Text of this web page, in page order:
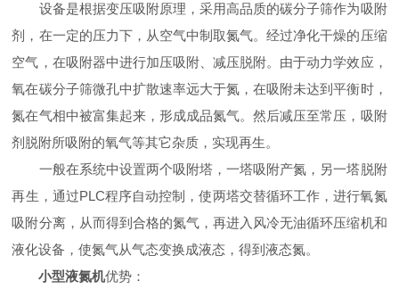
设备是根据变压吸附原理，采用高品质的碳分子筛作为吸附
剂，在一定的压力下，从空气中制取氮气。经过净化干燥的压缩
空气，在吸附器中进行加压吸附、减压脱附。由于动力学效应，
氧在碳分子筛微孔中扩散速率远大于氮，在吸附未达到平衡时，
氮在气相中被富集起来，形成成品氮气。然后减压至常压，吸附
剂脱附所吸附的氧气等其它杂质，实现再生。
一般在系统中设置两个吸附塔，一塔吸附产氮，另一塔脱附
再生，通过PLC程序自动控制，使两塔交替循环工作，进行氧氮
吸附分离，从而得到合格的氮气，再进入风冷无油循环压缩机和
液化设备，使氮气从气态变换成液态，得到液态氮。
小型液氮机优势：